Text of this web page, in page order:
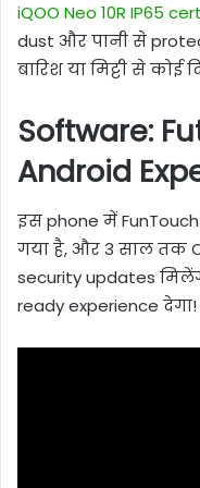
iQOO Neo 10R IP65
dust और पानी से
बारिश या मिट्टी से कोई
Software:
Android
इस phone में FunTouch
गया है, और 3 साल तक
security updates
ready experience देगा!